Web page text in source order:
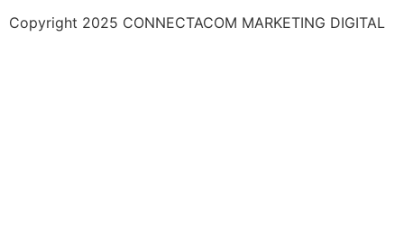
Copyright 2025 CONNECTACOM MARKETING DIGITAL